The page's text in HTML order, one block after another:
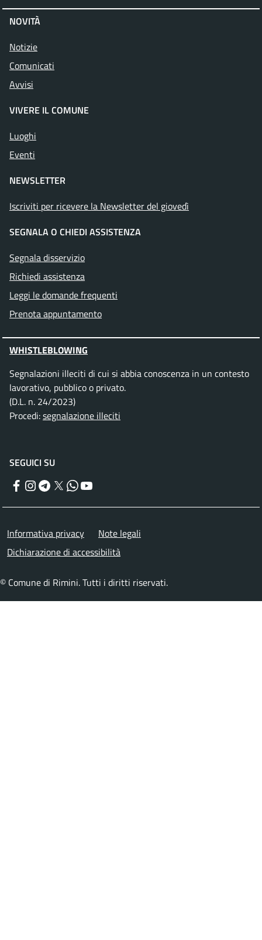
NOVITÀ
Notizie
Comunicati
Avvisi
VIVERE IL COMUNE
Luoghi
Eventi
NEWSLETTER
Iscriviti per ricevere la Newsletter del giovedì
SEGNALA O CHIEDI ASSISTENZA
Segnala disservizio
Richiedi assistenza
Leggi le domande frequenti
Prenota appuntamento
WHISTLEBLOWING
Segnalazioni illeciti di cui si abbia conoscenza in un contesto
lavorativo, pubblico o privato.
(D.L. n. 24/2023)
Procedi:segnalazione illeciti
SEGUICI SU
Facebook
Instagram
Telegram
TwitterWhatsApp
Menu piè di pagina
Informativa privacy
Note legali
Dichiarazione di accessibilità
© Comune di Rimini. Tutti i diritti riservati.